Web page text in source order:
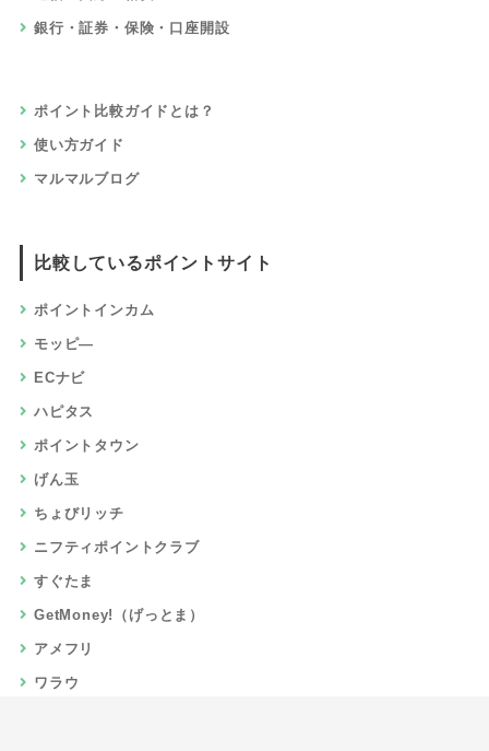
銀行・証券・保険・口座開設
ポイント比較ガイドとは？
使い方ガイド
マルマルブログ
比較しているポイントサイト
ポイントインカム
モッピ―
ECナビ
ハピタス
ポイントタウン
げん玉
ちょびリッチ
ニフティポイントクラブ
すぐたま
GetMoney!（げっとま）
アメフリ
ワラウ